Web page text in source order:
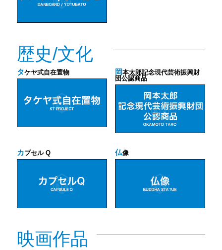
歴史/文化
タケヤ式自在置物 岡本太郎記念現代芸術振興財
団公認商品
カプセル Q 仏像
映画作品